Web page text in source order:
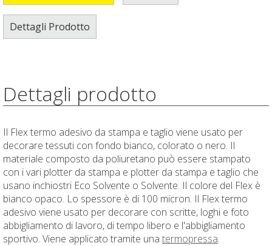
Dettagli Prodotto
Dettagli prodotto
Il Flex termo adesivo da stampa e taglio viene usato per
decorare tessuti con fondo bianco, colorato o nero. Il
materiale composto da poliuretano può essere stampato
con i vari plotter da stampa e plotter da stampa e taglio che
usano inchiostri Eco Solvente o Solvente. Il colore del Flex è
bianco opaco. Lo spessore è di 100 micron. Il Flex termo
adesivo viene usato per decorare con scritte, loghi e foto
abbigliamento di lavoro, di tempo libero e l'abbigliamento
sportivo. Viene applicato tramite una termopressa.